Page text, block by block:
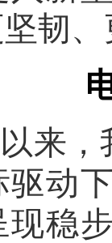
韧
来
驱动
现稳